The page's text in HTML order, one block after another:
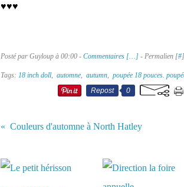
♥♥♥
Posté par Guyloup à 00:00 - Commentaires […] - Permalien [#]
Tags: 18 inch doll, automne, autumn, poupée 18 pouces.
Repost
0
Couleurs d'automne à North Hatley